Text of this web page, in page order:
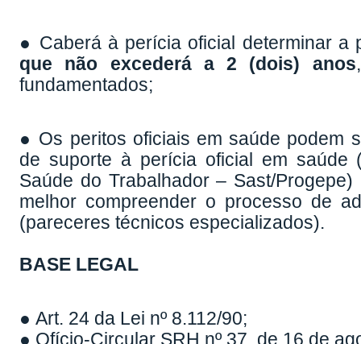
● Caberá à perícia oficial determinar a
que não excederá a 2 (dois) anos
fundamentados;
● Os peritos oficiais em saúde podem
de suporte à perícia oficial em saúde
Saúde do Trabalhador – Sast/
melhor compreender o processo de
(pareceres técnicos especializados).
BASE LEGAL
● Art. 24 da Lei nº 8.112/90;
● Ofício-Circular SRH nº 37, de 16 de